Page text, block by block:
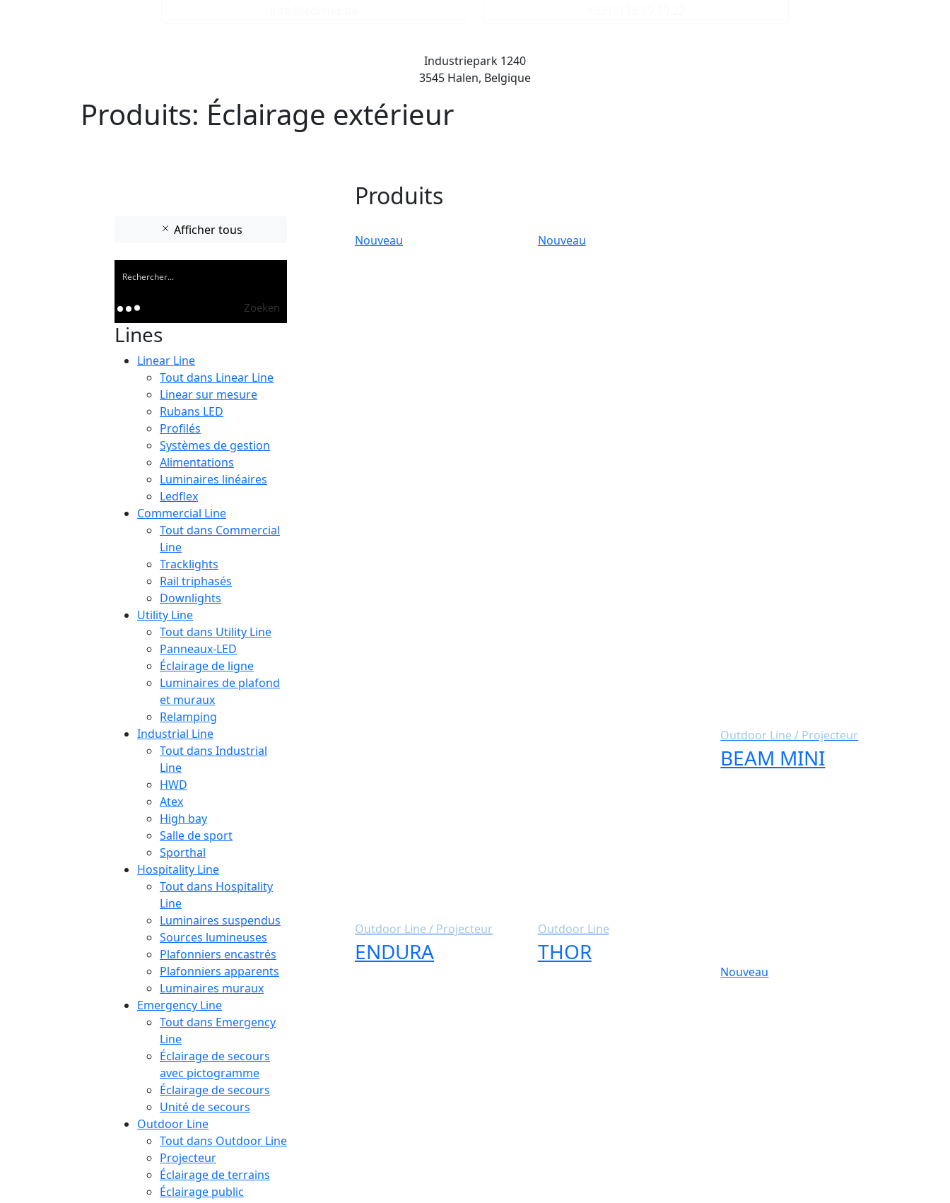
Industriepark 1240
3545 Halen, Belgique
Produits: Éclairage extérieur
Afficher tous
Zoeken
Lines
Linear Line
Tout dans Linear Line
Linear sur mesure
Rubans LED
Profilés
Systèmes de gestion
Alimentations
Luminaires linéaires
Ledflex
Commercial Line
Tout dans Commercial
Line
Tracklights
Rail triphasés
Downlights
Utility Line
Tout dans Utility Line
Panneaux-LED
Éclairage de ligne
Luminaires de plafond
et muraux
Relamping
Industrial Line
Tout dans Industrial
Line
HWD
Atex
High bay
Salle de sport
Sporthal
Hospitality Line
Tout dans Hospitality
Line
Luminaires suspendus
Sources lumineuses
Plafonniers encastrés
Plafonniers apparents
Luminaires muraux
Emergency Line
Tout dans Emergency
Line
Éclairage de secours
avec pictogramme
Éclairage de secours
Unité de secours
Outdoor Line
Tout dans Outdoor Line
Projecteur
Éclairage de terrains
Éclairage public
Produits
Nouveau
Outdoor Line / Projecteur
ENDURA
Nouveau
Outdoor Line
THOR
Outdoor Line / Projecteur
BEAM MINI
Nouveau